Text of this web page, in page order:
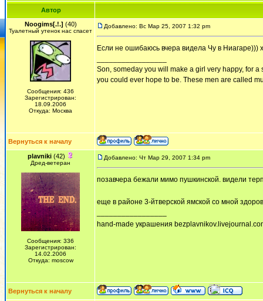
Автор
Noogims[.!.] (40)
Туалетный утенок нас спасет
Сообщения: 436
Зарегистрирован:
18.09.2006
Откуда: Москва
Добавлено: Вс Мар 25, 2007 1:32 pm
Если не ошибаюсь вчера видела Чу в
Son, someday you will make a girl very happy, for
you could ever hope to be. These men are called
Вернуться к началу
plavniki (42)
Дред-ветеран
Сообщения: 336
Зарегистрирован:
14.02.2006
Откуда: moscow
Добавлено: Чт Мар 29, 2007 1:34 pm
позавчера бежали мимо пушкинской. видели
еще в районе 3-йтверской ямской со мной
hand-made украшения
Вернуться к началу